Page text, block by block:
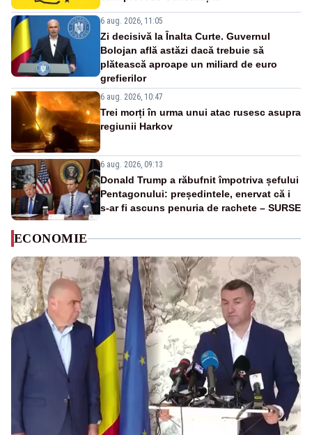
6 aug. 2026, 11:05
Zi decisivă la Înalta Curte. Guvernul
Bolojan află astăzi dacă trebuie să
plătească aproape un miliard de euro
grefierilor
6 aug. 2026, 10:47
Trei morți în urma unui atac rusesc asupra
regiunii Harkov
6 aug. 2026, 09:13
Donald Trump a răbufnit împotriva șefului
Pentagonului: președintele, enervat că i
s-ar fi ascuns penuria de rachete – SURSE
ECONOMIE